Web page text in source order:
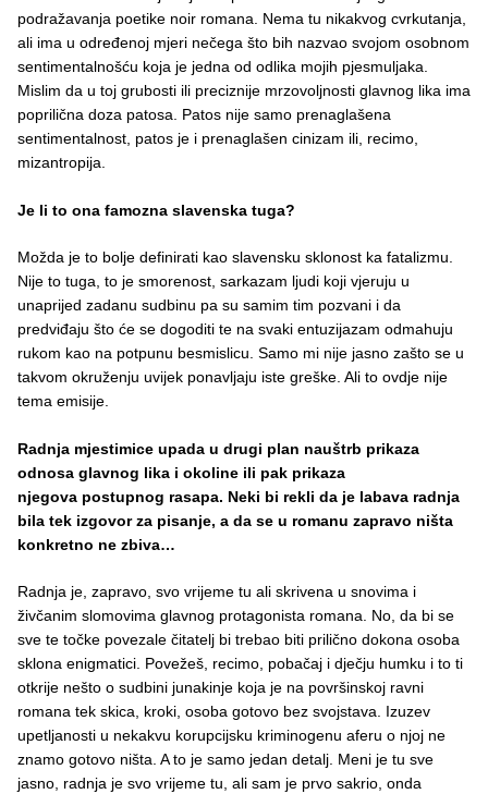
podražavanja poetike noir romana. Nema tu nikakvog cvrkutanja,
ali ima u određenoj mjeri nečega što bih nazvao svojom osobnom
sentimentalnošću koja je jedna od odlika mojih pjesmuljaka.
Mislim da u toj grubosti ili preciznije mrzovoljnosti glavnog lika ima
poprilična doza patosa. Patos nije samo prenaglašena
sentimentalnost, patos je i prenaglašen cinizam ili, recimo,
mizantropija.
Je li to ona famozna slavenska tuga?
Možda je to bolje definirati kao slavensku sklonost ka fatalizmu.
Nije to tuga, to je smorenost, sarkazam ljudi koji vjeruju u
unaprijed zadanu sudbinu pa su samim tim pozvani i da
predviđaju što će se dogoditi te na svaki entuzijazam odmahuju
rukom kao na potpunu besmislicu. Samo mi nije jasno zašto se u
takvom okruženju uvijek ponavljaju iste greške. Ali to ovdje nije
tema emisije.
Radnja mjestimice upada u drugi plan nauštrb prikaza
odnosa glavnog lika i okoline ili pak prikaza
njegova postupnog rasapa. Neki bi rekli da je labava radnja
bila tek izgovor za pisanje, a da se u romanu zapravo ništa
konkretno ne zbiva…
Radnja je, zapravo, svo vrijeme tu ali skrivena u snovima i
živčanim slomovima glavnog protagonista romana. No, da bi se
sve te točke povezale čitatelj bi trebao biti prilično dokona osoba
sklona enigmatici. Povežeš, recimo, pobačaj i dječju humku i to ti
otkrije nešto o sudbini junakinje koja je na površinskoj ravni
romana tek skica, kroki, osoba gotovo bez svojstava. Izuzev
upetljanosti u nekakvu korupcijsku kriminogenu aferu o njoj ne
znamo gotovo ništa. A to je samo jedan detalj. Meni je tu sve
jasno, radnja je svo vrijeme tu, ali sam je prvo sakrio, onda